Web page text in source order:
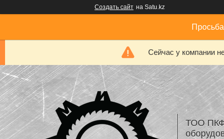
Создать сайт на Satu.kz
Сейчас у компании
ТОО